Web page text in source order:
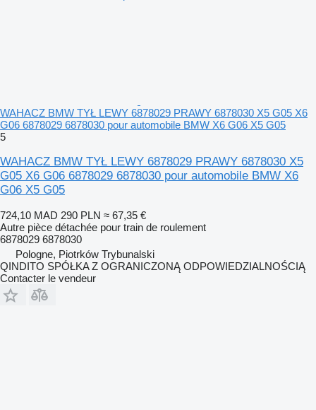
WAHACZ BMW TYŁ LEWY 6878029 PRAWY 6878030 X5 G05 X6
G06 6878029 6878030 pour automobile BMW X6 G06 X5 G05
5
WAHACZ BMW TYŁ LEWY 6878029 PRAWY 6878030 X5
G05 X6 G06 6878029 6878030 pour automobile BMW X6
G06 X5 G05
724,10 MAD 290 PLN ≈ 67,35 €
Autre pièce détachée pour train de roulement
6878029 6878030
Pologne, Piotrków Trybunalski
QINDITO SPÓŁKA Z OGRANICZONĄ ODPOWIEDZIALNOŚCIĄ
Contacter le vendeur